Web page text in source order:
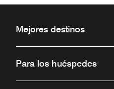
Mejores destinos
Para los huéspedes